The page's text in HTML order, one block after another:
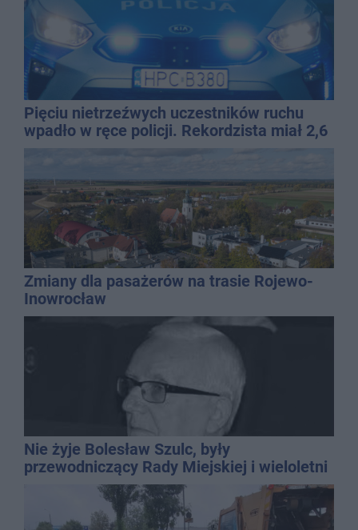
Pięciu nietrzeźwych uczestników ruchu
wpadło w ręce policji. Rekordzista miał 2,6
promila
Zmiany dla pasażerów na trasie Rojewo-
Inowrocław
Nie żyje Bolesław Szulc, były
przewodniczący Rady Miejskiej i wieloletni
dyrektor SP 14